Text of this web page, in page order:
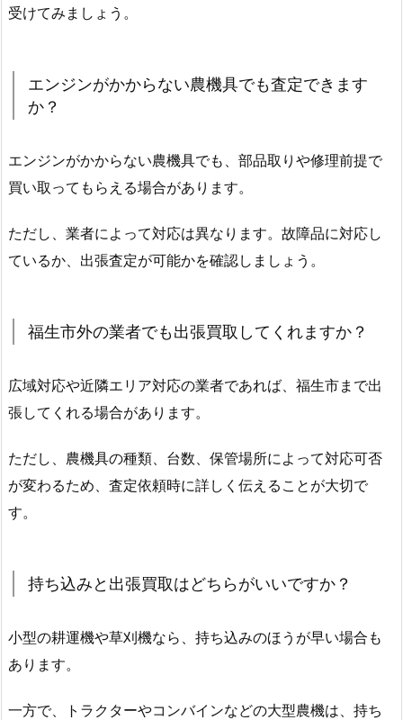
受けてみましょう。
エンジンがかからない農機具でも査定できます
か？
エンジンがかからない農機具でも、部品取りや修理前提で
買い取ってもらえる場合があります。
ただし、業者によって対応は異なります。故障品に対応し
ているか、出張査定が可能かを確認しましょう。
福生市外の業者でも出張買取してくれますか？
広域対応や近隣エリア対応の業者であれば、福生市まで出
張してくれる場合があります。
ただし、農機具の種類、台数、保管場所によって対応可否
が変わるため、査定依頼時に詳しく伝えることが大切で
す。
持ち込みと出張買取はどちらがいいですか？
小型の耕運機や草刈機なら、持ち込みのほうが早い場合も
あります。
一方で、トラクターやコンバインなどの大型農機は、持ち